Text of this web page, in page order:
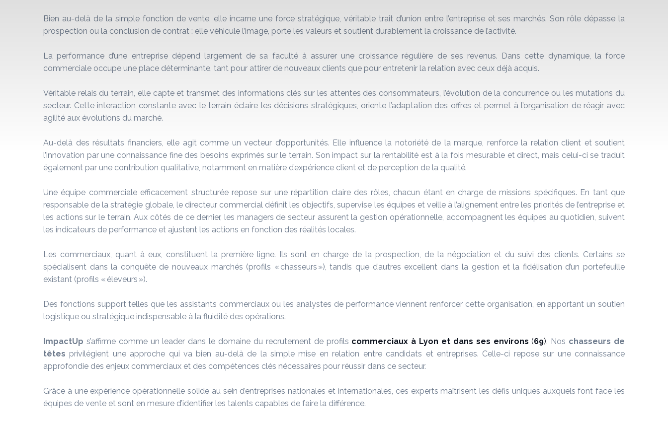
Bien au-delà de la simple fonction de vente, elle incarne une force stratégique, véritable trait d’union entre l’entreprise et ses marchés. Son rôle dépasse la
prospection ou la conclusion de contrat : elle véhicule l’image, porte les valeurs et soutient durablement la croissance de l’activité.
La performance d’une entreprise dépend largement de sa faculté à assurer une croissance régulière de ses revenus. Dans cette dynamique, la force
commerciale occupe une place déterminante, tant pour attirer de nouveaux clients que pour entretenir la relation avec ceux déjà acquis.
Véritable relais du terrain, elle capte et transmet des informations clés sur les attentes des consommateurs, l’évolution de la concurrence ou les mutations du
secteur. Cette interaction constante avec le terrain éclaire les décisions stratégiques, oriente l’adaptation des offres et permet à l’organisation de réagir avec
agilité aux évolutions du marché.
Au-delà des résultats financiers, elle agit comme un vecteur d’opportunités. Elle influence la notoriété de la marque, renforce la relation client et soutient
l’innovation par une connaissance fine des besoins exprimés sur le terrain. Son impact sur la rentabilité est à la fois mesurable et direct, mais celui-ci se traduit
également par une contribution qualitative, notamment en matière d’expérience client et de perception de la qualité.
Une équipe commerciale efficacement structurée repose sur une répartition claire des rôles, chacun étant en charge de missions spécifiques. En tant que
responsable de la stratégie globale, le directeur commercial définit les objectifs, supervise les équipes et veille à l’alignement entre les priorités de l’entreprise et
les actions sur le terrain. Aux côtés de ce dernier, les managers de secteur assurent la gestion opérationnelle, accompagnent les équipes au quotidien, suivent
les indicateurs de performance et ajustent les actions en fonction des réalités locales.
Les commerciaux, quant à eux, constituent la première ligne. Ils sont en charge de la prospection, de la négociation et du suivi des clients. Certains se
spécialisent dans la conquête de nouveaux marchés (profils « chasseurs »), tandis que d’autres excellent dans la gestion et la fidélisation d’un portefeuille
existant (profils « éleveurs »).
Des fonctions support telles que les assistants commerciaux ou les analystes de performance viennent renforcer cette organisation, en apportant un soutien
logistique ou stratégique indispensable à la fluidité des opérations.
ImpactUp s’affirme comme un leader dans le domaine du recrutement de profils commerciaux à Lyon et dans ses environs (69). Nos chasseurs de
têtes privilégient une approche qui va bien au-delà de la simple mise en relation entre candidats et entreprises. Celle-ci repose sur une connaissance
approfondie des enjeux commerciaux et des compétences clés nécessaires pour réussir dans ce secteur.
Grâce à une expérience opérationnelle solide au sein d’entreprises nationales et internationales, ces experts maîtrisent les défis uniques auxquels font face les
équipes de vente et sont en mesure d’identifier les talents capables de faire la différence.